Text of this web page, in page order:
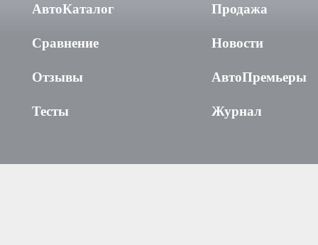
АвтоКаталог
Сравнение
Отзывы
Тесты
Продажа
Новости
АвтоПремьеры
Журнал